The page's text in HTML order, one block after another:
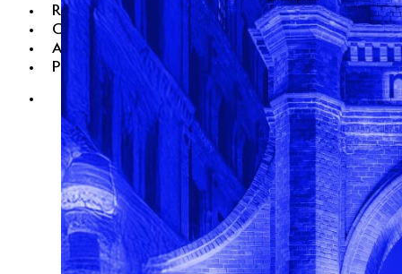
RSE
Carrières
Actualités
Presse